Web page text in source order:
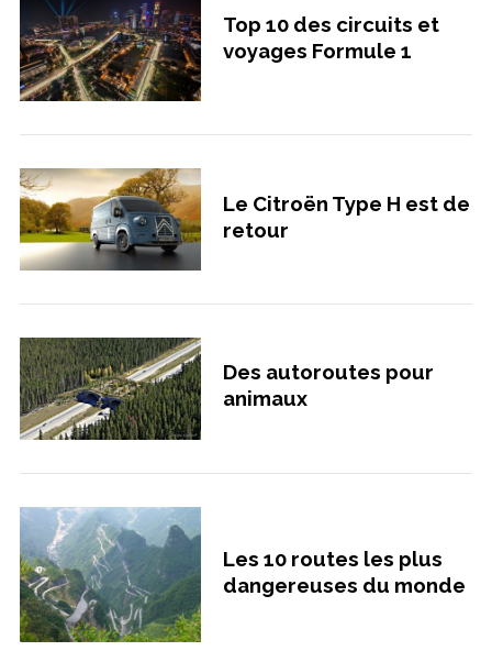
Top 10 des circuits et
voyages Formule 1
Le Citroën Type H est de
retour
Des autoroutes pour
animaux
Les 10 routes les plus
dangereuses du monde